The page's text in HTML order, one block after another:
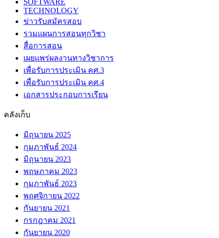
TECHNOLOGY
ข่าวรับสมัครสอบ
รวมแผนการสอนทุกวิชา
สื่อการสอน
เผยแพร่ผลงานทางวิชาการ
เพื่อรับการประเมิน คศ.3
เพื่อรับการประเมิน คศ.4
เอกสารประกอบการเรียน
คลังเก็บ
มิถุนายน 2025
กุมภาพันธ์ 2024
มิถุนายน 2023
พฤษภาคม 2023
กุมภาพันธ์ 2023
พฤศจิกายน 2022
กันยายน 2021
กรกฎาคม 2021
กันยายน 2020